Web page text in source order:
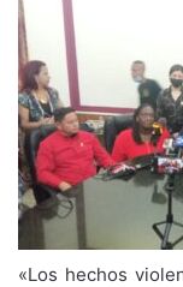
«Los hechos